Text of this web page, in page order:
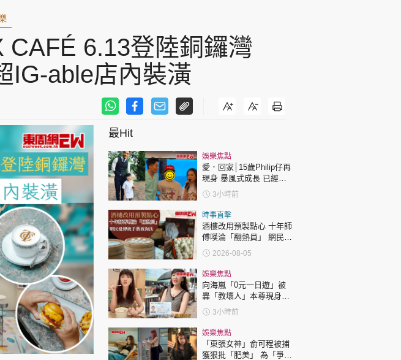
CAFÉ 6.13登陸銅鑼灣
IG-able店內裝潢
最Hit
娛樂焦點
愛．回家│15歲Philip仔再
現身 暴風式成長 已經高
過「三太」樊亦敏！
3小時前
時事直擊
酒樓改用預製點心 十年師
傅嘆淪「翻熱員」 網民憂
傳統手藝被淘汰
2026-08-05
娛樂焦點
向海嵐「0元一日遊」被
轟「教壞人」本尊現身回
應網民
3小時前
娛樂焦點
「東張女神」俞可程被捕
獲狠批「肥美」 為「爭